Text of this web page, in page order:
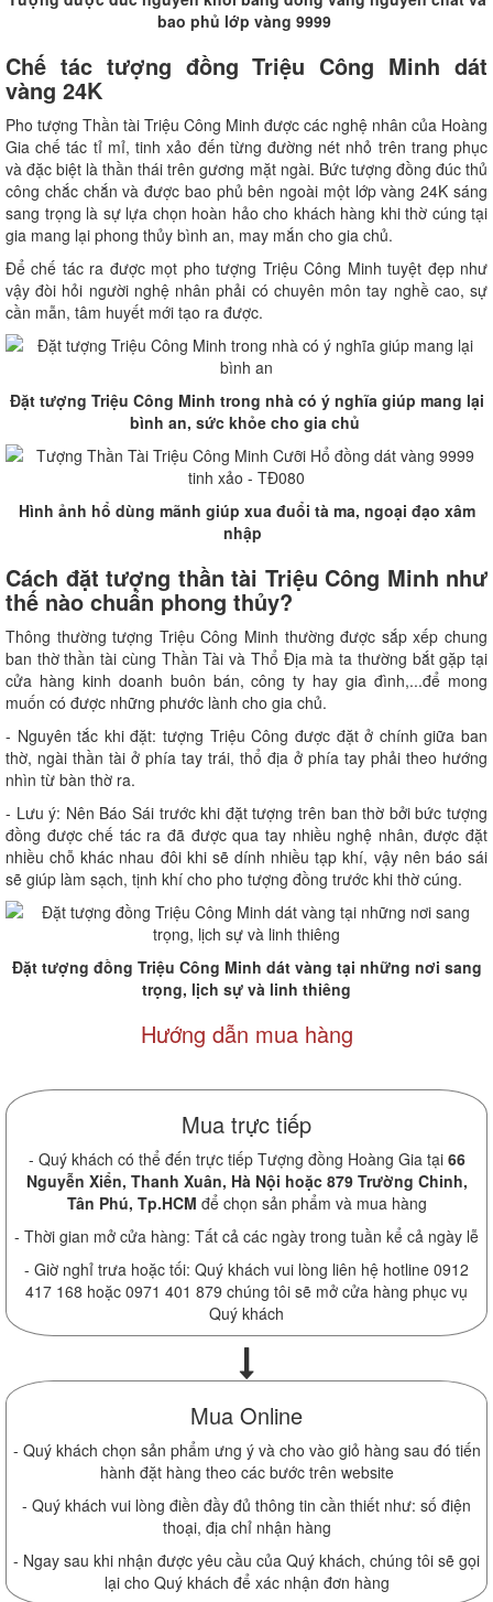
bao phủ lớp vàng 9999
Chế tác tượng đồng Triệu Công Minh dát
vàng 24K
Pho tượng Thần tài Triệu Công Minh được các nghệ nhân của Hoàng
Gia chế tác tỉ mỉ, tinh xảo đến từng đường nét nhỏ trên trang phục
và đặc biệt là thần thái trên gương mặt ngài. Bức tượng đồng đúc thủ
công chắc chắn và được bao phủ bên ngoài một lớp vàng 24K sáng
sang trọng là sự lựa chọn hoàn hảo cho khách hàng khi thờ cúng tại
gia mang lại phong thủy bình an, may mắn cho gia chủ.
Để chế tác ra được mọt pho tượng Triệu Công Minh tuyệt đẹp như
vậy đòi hỏi người nghệ nhân phải có chuyên môn tay nghề cao, sự
cần mẫn, tâm huyết mới tạo ra được.
Đặt tượng Triệu Công Minh trong nhà có ý nghĩa giúp mang lại
bình an, sức khỏe cho gia chủ
Hình ảnh hổ dùng mãnh giúp xua đuổi tà ma, ngoại đạo xâm
nhập
Cách đặt tượng thần tài Triệu Công Minh như
thế nào chuẩn phong thủy?
Thông thường tượng Triệu Công Minh thường được sắp xếp chung
ban thờ thần tài cùng Thần Tài và Thổ Địa mà ta thường bắt gặp tại
cửa hàng kinh doanh buôn bán, công ty hay gia đình,...để mong
muốn có được những phước lành cho gia chủ.
- Nguyên tắc khi đặt: tượng Triệu Công được đặt ở chính giữa ban
thờ, ngài thần tài ở phía tay trái, thổ địa ở phía tay phải theo hướng
nhìn từ bàn thờ ra.
- Lưu ý: Nên Báo Sái trước khi đặt tượng trên ban thờ bởi bức tượng
đồng được chế tác ra đã được qua tay nhiều nghệ nhân, được đặt
nhiều chỗ khác nhau đôi khi sẽ dính nhiều tạp khí, vậy nên báo sái
sẽ giúp làm sạch, tịnh khí cho pho tượng đồng trước khi thờ cúng.
Đặt tượng đồng Triệu Công Minh dát vàng tại những nơi sang
trọng, lịch sự và linh thiêng
Hướng dẫn mua hàng
Mua trực tiếp
- Quý khách có thể đến trực tiếp Tượng đồng Hoàng Gia tại 66
Nguyễn Xiển, Thanh Xuân, Hà Nội hoặc 879 Trường Chinh,
Tân Phú, Tp.HCM để chọn sản phẩm và mua hàng
- Thời gian mở cửa hàng: Tất cả các ngày trong tuần kể cả ngày lễ
- Giờ nghỉ trưa hoặc tối: Quý khách vui lòng liên hệ hotline 0912
417 168 hoặc 0971 401 879 chúng tôi sẽ mở cửa hàng phục vụ
Quý khách
Mua Online
- Quý khách chọn sản phẩm ưng ý và cho vào giỏ hàng sau đó tiến
hành đặt hàng theo các bước trên website
- Quý khách vui lòng điền đầy đủ thông tin cần thiết như: số điện
thoại, địa chỉ nhận hàng
- Ngay sau khi nhận được yêu cầu của Quý khách, chúng tôi sẽ gọi
lại cho Quý khách để xác nhận đơn hàng